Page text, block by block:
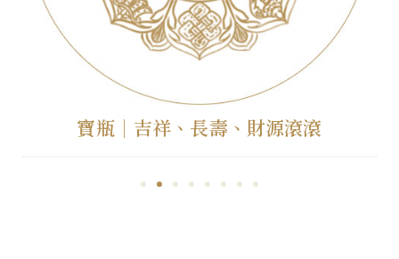
寶瓶｜吉祥、長壽、財源滾滾